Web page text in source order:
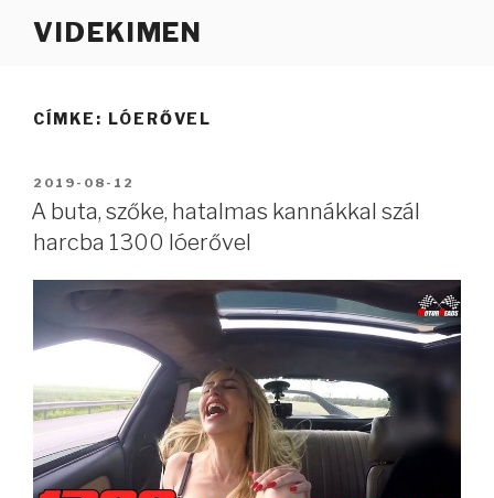
VIDEKIMEN
CÍMKE: LÓERŐVEL
BEKÜLDVE:
2019-08-12
A buta, szőke, hatalmas kannákkal szál
harcba 1300 lóerővel